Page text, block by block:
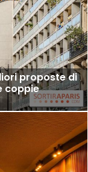
proposte di
coppie